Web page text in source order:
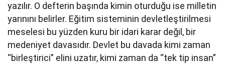
yazılır. O defterin başında kimin oturduğu ise milletin
yarınını belirler. Eğitim sisteminin devletleştirilmesi
meselesi bu yüzden kuru bir idari karar değil, bir
medeniyet davasıdır. Devlet bu davada kimi zaman
“birleştirici” elini uzatır, kimi zaman da “tek tip insan”